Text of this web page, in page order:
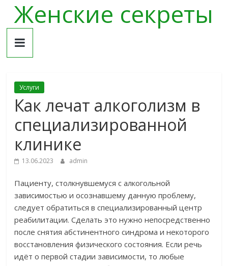
Skip
content
Женские секреты
Услуги
Как лечат алкоголизм в
специализированной
клинике
13.06.2023 admin
Пациенту, столкнувшемуся с алкогольной
зависимостью и осознавшему данную проблему,
следует обратиться в специализированный центр
реабилитации. Сделать это нужно непосредственно
после снятия абстинентного синдрома и некоторого
восстановления физического состояния. Если речь
идёт о первой стадии зависимости, то любые